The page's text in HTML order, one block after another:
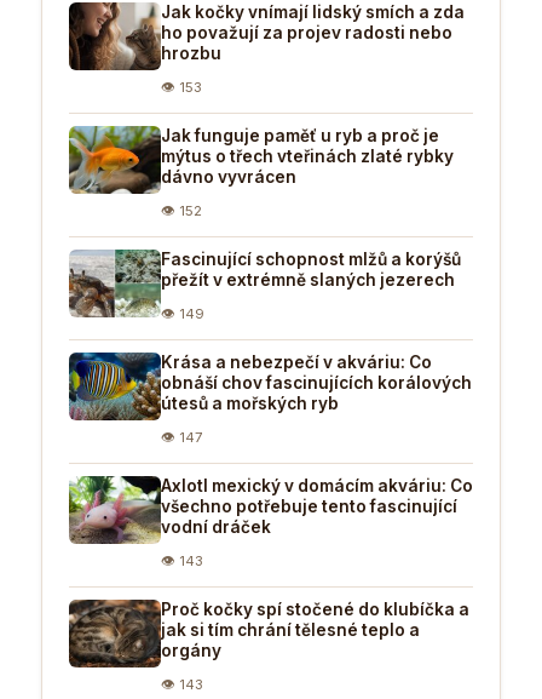
Jak kočky vnímají lidský smích a zda
ho považují za projev radosti nebo
hrozbu
👁 153
Jak funguje paměť u ryb a proč je
mýtus o třech vteřinách zlaté rybky
dávno vyvrácen
👁 152
Fascinující schopnost mlžů a korýšů
přežít v extrémně slaných jezerech
👁 149
Krása a nebezpečí v akváriu: Co
obnáší chov fascinujících korálových
útesů a mořských ryb
👁 147
Axlotl mexický v domácím akváriu: Co
všechno potřebuje tento fascinující
vodní dráček
👁 143
Proč kočky spí stočené do klubíčka a
jak si tím chrání tělesné teplo a
orgány
👁 143